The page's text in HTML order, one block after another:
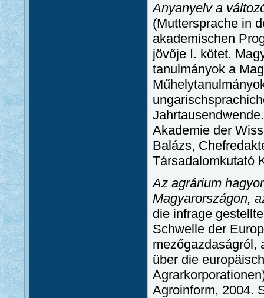
Anyanyelv a
(Muttersprache in
akademischen
jövője I. kötet.
tanulmányok a
Akademie der
Balázs,
Társadalomkutató
Az agrárium
Magyarországon,
die infrage
Schwelle der
mezőgazdaságról,
über die
Agroinform, 2004.